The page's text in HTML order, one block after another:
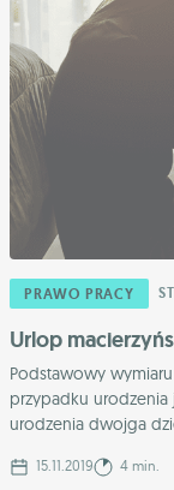
PRAWO PRACY
Urlop
Podstawowy
przypadku
urodzenia dwojga
15.11.2019 4 min.